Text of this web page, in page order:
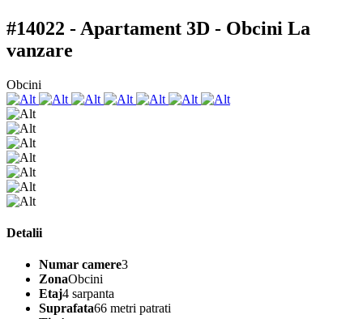
#14022 - Apartament 3D - Obcini La
vanzare
Obcini
Detalii
Numar camere3
ZonaObcini
Etaj4 sarpanta
Suprafata66 metri patrati